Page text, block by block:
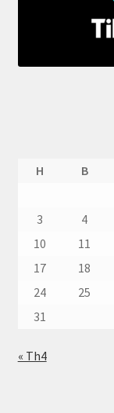
H B
3
4
10
11
17
18
24
25
31
« Th4